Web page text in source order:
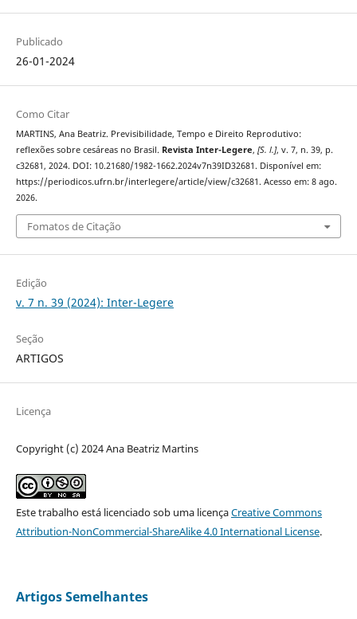
Publicado
26-01-2024
Como Citar
MARTINS, Ana Beatriz. Previsibilidade, Tempo e Direito Reprodutivo:
reflexões sobre cesáreas no Brasil. Revista Inter-Legere, [S. l.], v. 7, n. 39, p.
c32681, 2024. DOI: 10.21680/1982-1662.2024v7n39ID32681. Disponível em:
https://periodicos.ufrn.br/interlegere/article/view/c32681. Acesso em: 8 ago.
2026.
Fomatos de Citação
Edição
v. 7 n. 39 (2024): Inter-Legere
Seção
ARTIGOS
Licença
Copyright (c) 2024 Ana Beatriz Martins
Este trabalho está licenciado sob uma licençaCreative Commons
Attribution-NonCommercial-ShareAlike 4.0 International License.
Artigos Semelhantes